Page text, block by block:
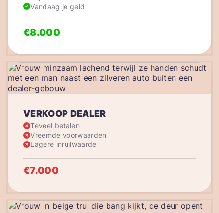
VERKOOP DEALER
Teveel betalen
Vreemde voorwaarden
Lagere inruilwaarde
€7.000
Vandaag je geld
€8.000